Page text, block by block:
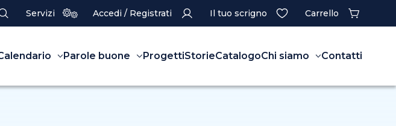
Servizi Accedi / Registrati Il tuo scrigno Carrello
Parole buone ProgettiStorieCatalogoChi siamo Contatti